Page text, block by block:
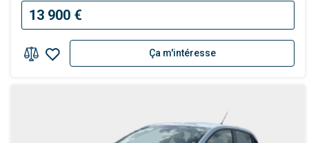
13 900 €
Ça m'intéresse